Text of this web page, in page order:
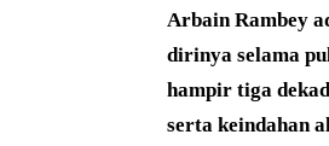
Arbain Rambey
dirinya selama
hampir tiga
serta keindahan